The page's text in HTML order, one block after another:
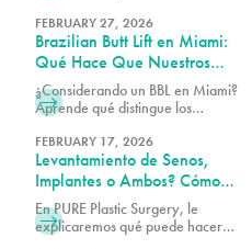
avanzadas moldean y tensan con la
orientación de nuestro equipo de
expertos.
FEBRUARY 27, 2026
Brazilian Butt Lift en Miami:
Qué Hace Que Nuestros
Resultados Destaquen (y Cómo
Elegir al Cirujano Adecuado)
¿Considerando un BBL en Miami?
Aprende qué distingue los
elegir al cirujano adecuado y qué
esperar de tu transformación.
FEBRUARY 17, 2026
Levantamiento de Senos,
Implantes o Ambos? Cómo
Restaurar los Senos Después
del Embarazo
En PURE Plastic Surgery, le
explicaremos qué puede hacer